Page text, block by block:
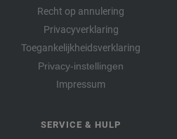
Recht op annulering
Privacyverklaring
Toegankelijkheidsverklaring
Privacy-instellingen
Impressum
SERVICE & HULP